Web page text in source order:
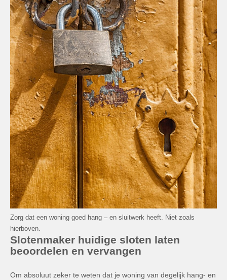
Zorg dat een woning goed hang – en sluitwerk heeft. Niet zoals
hierboven.
Slotenmaker huidige sloten laten
beoordelen en vervangen
Om absoluut zeker te weten dat je woning van degelijk hang- en